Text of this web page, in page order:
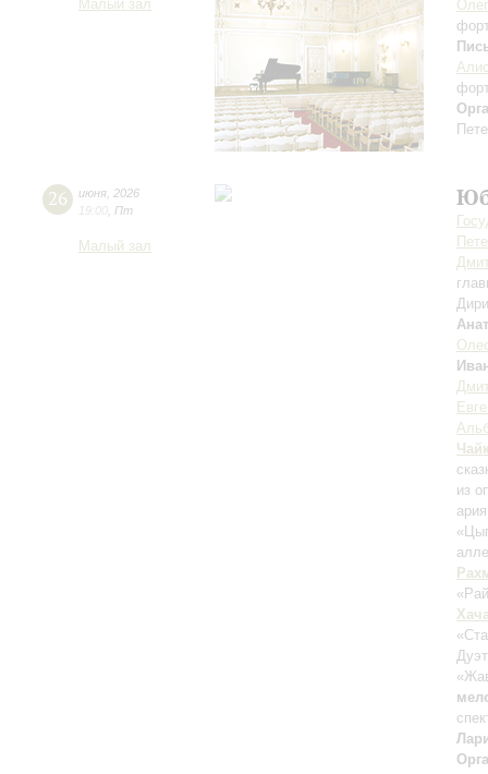
Малый зал
26 июня 2026
19:00 Пт
Малый зал
из